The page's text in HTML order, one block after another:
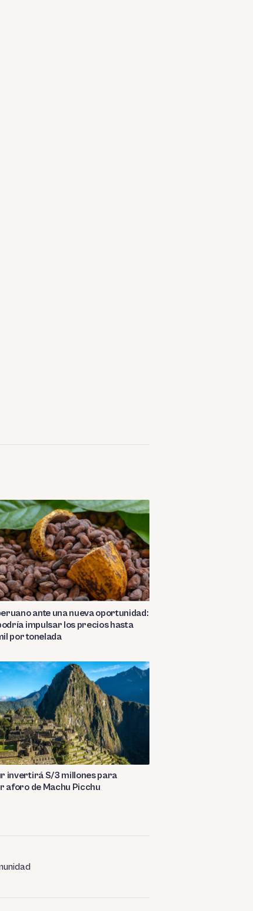
ante una nueva oportunidad:
impulsar los precios hasta
por tonelada
invertirá S/3 millones para
aforo de Machu Picchu